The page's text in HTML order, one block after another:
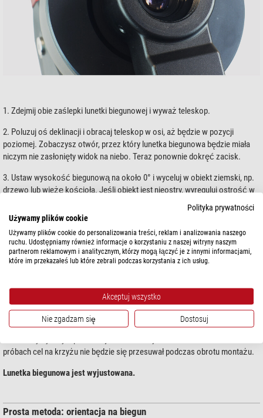
1. Zdejmij obie zaślepki lunetki biegunowej i wyważ teleskop.
2. Poluzuj oś deklinacji i obracaj teleskop w osi, aż będzie w pozycji
poziomej. Zobaczysz otwór, przez który lunetka biegunowa będzie miała
niczym nie zasłonięty widok na niebo. Teraz ponownie dokręć zacisk.
3. Ustaw wysokość biegunową na około 0° i wyceluj w obiekt ziemski, np.
drzewo lub wieżę kościoła. Jeśli obiekt jest nieostry, wyreguluj ostrość w
lunetce biegunowej. Teraz ustaw obiekt dokładnie w środku krzyża.
4. Następnie poluzuj oś rektascensji i obróć montaż dokół osi rekrascensji
o 180°.
Obiekt powinien ponownie znaleźć się w polu widzenia i na krzyżu lunetki
5. Jeśli punkt umieszczony na początku na krzyżu, po obrocie montażu
oddalił się od krzyża, za pomocą śrub regulacjyjnych należy skorygować
połowę tego przesunięcia. Po czym ponoewnie należy umieścić krzyż na
próbach cel na krzyżu nie będzie się przesuwał podczas obrotu montażu.
Lunetka biegunowa jest wyjustowana.
Prosta metoda: orientacja na biegun
Polityka prywatności
Używamy plików cookie
Używamy plików cookie do personalizowania treści, reklam i analizowania naszego
ruchu. Udostępniamy również informacje o korzystaniu z naszej witryny naszym
partnerom reklamowym i analitycznym, którzy mogą łączyć je z innymi informacjami,
które im przekazałeś lub które zebrali podczas korzystania z ich usług.
Akceptuj wszystko
Nie zgadzam się Dostosuj